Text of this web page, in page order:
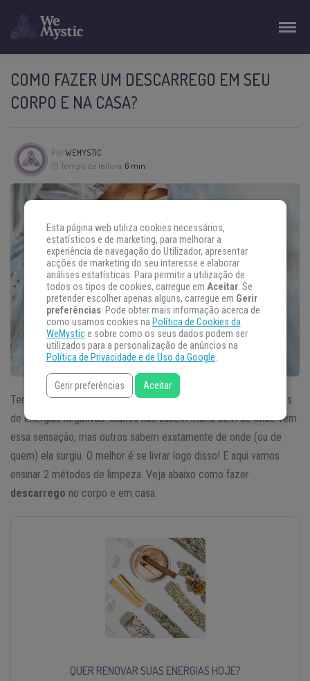
COMO FAZER UM DESCARREGO EM SEU
CORPO E NA CASA?
PorWEMYSTIC
Tempo de leitura: 6 min
Tem dias que chegamos em casa nos sentindo muito carregados
de energias negativas. Muitos não sabem muito bem de onde vem
essa sensação, mas outros sabem exatamente de onde (ou de
quem) ela surgiu. O melhor é se livrar logo disso! E aqui vamos
ensinar 2 métodos de limpeza. Veja abaixo como fazer
descarrego no corpo e em casa.
QUER RENOVAR SUAS ENERGIAS HOJE?
Esta página web utiliza cookies necessários,
estatísticos e de marketing, para melhorar a
experiência de navegação do Utilizador, apresentar
acções de marketing do seu interesse e elaborar
análises estatísticas. Para permitir a utilização de
todos os tipos de cookies, carregue em Aceitar. Se
pretender escolher apenas alguns, carregue em Gerir
preferências. Pode obter mais informação acerca de
como usamos cookies na Política de Cookies da
WeMystice sobre como os seus dados podem ser
utilizados para a personalização de anúncios na
Política de Privacidade e de Uso da Google.
Gerir preferências Aceitar